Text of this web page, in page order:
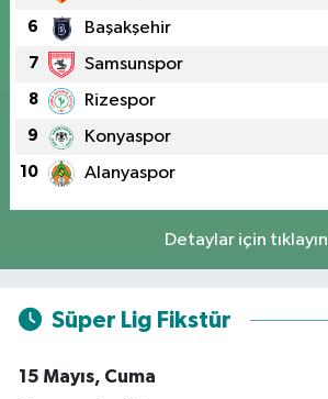
6 Başakşehir
7 Samsunspor
8 Rizespor
9 Konyaspor
10 Alanyaspor
Detaylar için tıklayın
Süper Lig Fikstür
15 Mayıs, Cuma